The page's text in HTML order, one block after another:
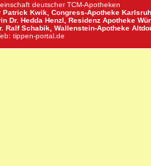
deutscher TCM-Apotheken
Patrick Kwik, Congress-Apotheke
Dr. Hedda Henzl, Residenz Apotheke
Ralf Schabik, Wallenstein-Apotheke
tippen-portal.de